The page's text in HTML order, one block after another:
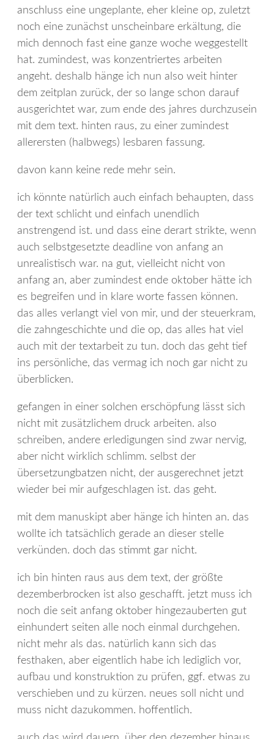
anschluss eine ungeplante, eher kleine op, zuletzt
noch eine zunächst unscheinbare erkältung, die
mich dennoch fast eine ganze woche weggestellt
hat. zumindest, was konzentriertes arbeiten
angeht. deshalb hänge ich nun also weit hinter
dem zeitplan zurück, der so lange schon darauf
ausgerichtet war, zum ende des jahres durchzusein
mit dem text. hinten raus, zu einer zumindest
allerersten (halbwegs) lesbaren fassung.
davon kann keine rede mehr sein.
ich könnte natürlich auch einfach behaupten, dass
der text schlicht und einfach unendlich
anstrengend ist. und dass eine derart strikte, wenn
auch selbstgesetzte deadline von anfang an
unrealistisch war. na gut, vielleicht nicht von
anfang an, aber zumindest ende oktober hätte ich
es begreifen und in klare worte fassen können.
das alles verlangt viel von mir, und der steuerkram,
die zahngeschichte und die op, das alles hat viel
auch mit der textarbeit zu tun. doch das geht tief
ins persönliche, das vermag ich noch gar nicht zu
überblicken.
gefangen in einer solchen erschöpfung lässt sich
nicht mit zusätzlichem druck arbeiten. also
schreiben, andere erledigungen sind zwar nervig,
aber nicht wirklich schlimm. selbst der
übersetzungbatzen nicht, der ausgerechnet jetzt
wieder bei mir aufgeschlagen ist. das geht.
mit dem manuskipt aber hänge ich hinten an. das
wollte ich tatsächlich gerade an dieser stelle
verkünden. doch das stimmt gar nicht.
ich bin hinten raus aus dem text, der größte
dezemberbrocken ist also geschafft. jetzt muss ich
noch die seit anfang oktober hingezauberten gut
einhundert seiten alle noch einmal durchgehen.
nicht mehr als das. natürlich kann sich das
festhaken, aber eigentlich habe ich lediglich vor,
aufbau und konstruktion zu prüfen, ggf. etwas zu
verschieben und zu kürzen. neues soll nicht und
muss nicht dazukommen. hoffentlich.